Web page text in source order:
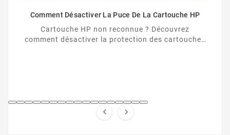
Comment Désactiver La Puce De La Cartouche HP
Cartouche HP non reconnue ? Découvrez
comment désactiver la protection des cartouches
 